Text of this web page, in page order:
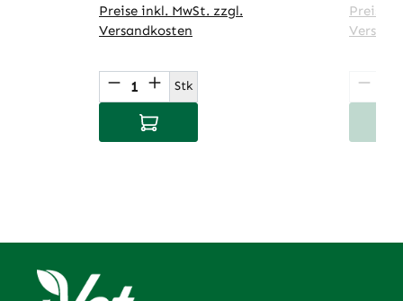
Preise inkl. MwSt. zzgl.
Versandkosten
Produkt Anzahl: Gib den
Stk
In den Warenkorb
Preise